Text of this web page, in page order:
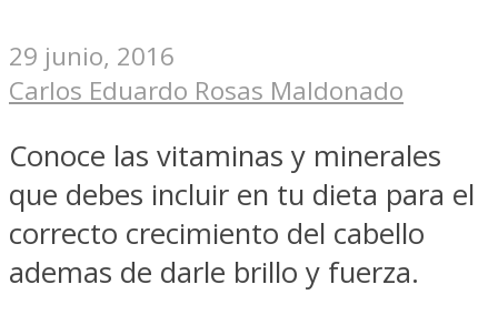
29 junio, 2016
Carlos Eduardo Rosas Maldonado
Conoce las vitaminas y minerales
que debes incluir en tu dieta para el
correcto crecimiento del cabello
ademas de darle brillo y fuerza.